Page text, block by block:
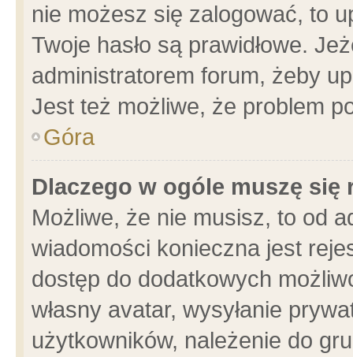
nie możesz się zalogować, to
Twoje hasło są prawidłowe.
administratorem forum, żeby
Jest też możliwe, że problem
Góra
Dlaczego w ogóle muszę się
Możliwe, że nie musisz, to od
wiadomości konieczna jest
dostęp do dodatkowych
własny avatar, wysyłanie
użytkowników, należenie do